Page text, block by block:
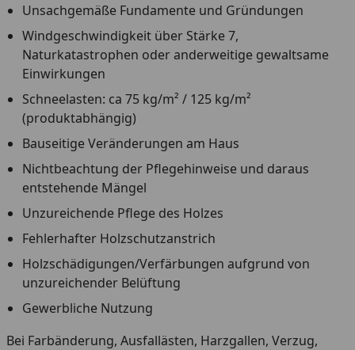
Unsachgemäße Fundamente und Gründungen
Windgeschwindigkeit über Stärke 7,
Naturkatastrophen oder anderweitige gewaltsame
Einwirkungen
Schneelasten: ca 75 kg/m² / 125 kg/m²
(produktabhängig)
Bauseitige Veränderungen am Haus
Nichtbeachtung der Pflegehinweise und daraus
entstehende Mängel
Unzureichende Pflege des Holzes
Fehlerhafter Holzschutzanstrich
Holzschädigungen/Verfärbungen aufgrund von
unzureichender Belüftung
Gewerbliche Nutzung
Bei Farbänderung, Ausfallästen, Harzgallen, Verzug,